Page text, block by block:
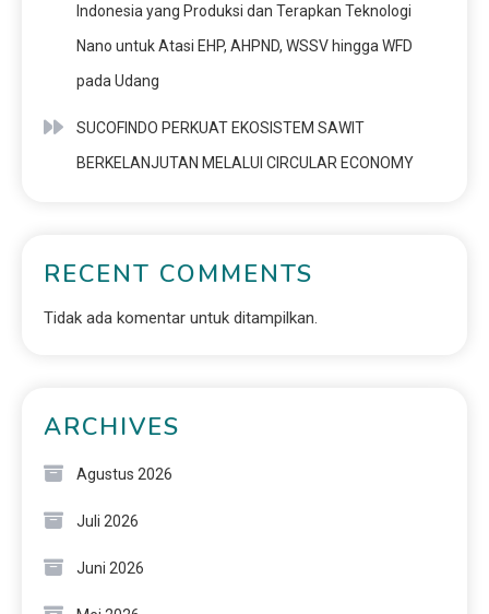
Indonesia yang Produksi dan Terapkan Teknologi
Nano untuk Atasi EHP, AHPND, WSSV hingga WFD
pada Udang
SUCOFINDO PERKUAT EKOSISTEM SAWIT
BERKELANJUTAN MELALUI CIRCULAR ECONOMY
RECENT COMMENTS
Tidak ada komentar untuk ditampilkan.
ARCHIVES
Agustus 2026
Juli 2026
Juni 2026